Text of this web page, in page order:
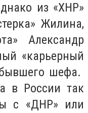
из «ХНР»
Жилина,
Александр
«карьерный
шефа.
в России так
с «ДНР» или